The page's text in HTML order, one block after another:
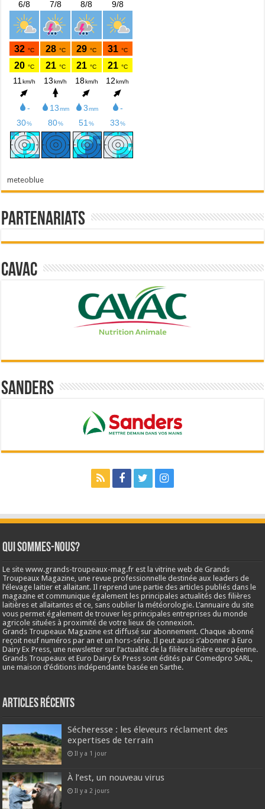
meteoblue
Partenariats
Cavac
Sanders
Qui sommes-nous?
Le site www.grands-troupeaux-mag.fr est la vitrine web de Grands
Troupeaux Magazine, une revue professionnelle destinée aux leaders de
l’élevage laitier et allaitant. Il reprend une partie des articles publiés dans le
magazine et communique également les principales actualités des filières
laitières et allaitantes et ce, sans oublier la météorologie. L’annuaire du site
vous permet également de trouver les principales entreprises du monde
agricole situées à proximité de votre lieux de connexion.
Grands Troupeaux Magazine est diffusé sur abonnement. Chaque abonné
reçoit neuf numéros par an et un hors-série. Il peut aussi s’abonner à Euro
Dairy Ex Press, une newsletter sur l’actualité de la filière laitière européenne.
Grands Troupeaux et Euro Dairy Ex Press sont édités par Comedpro SARL,
une maison d’éditions indépendante basée en Sarthe.
Articles récents
Sécheresse : les éleveurs réclament des
expertises de terrain
Il y a 1 jour
À l’est, un nouveau virus
Il y a 2 jours